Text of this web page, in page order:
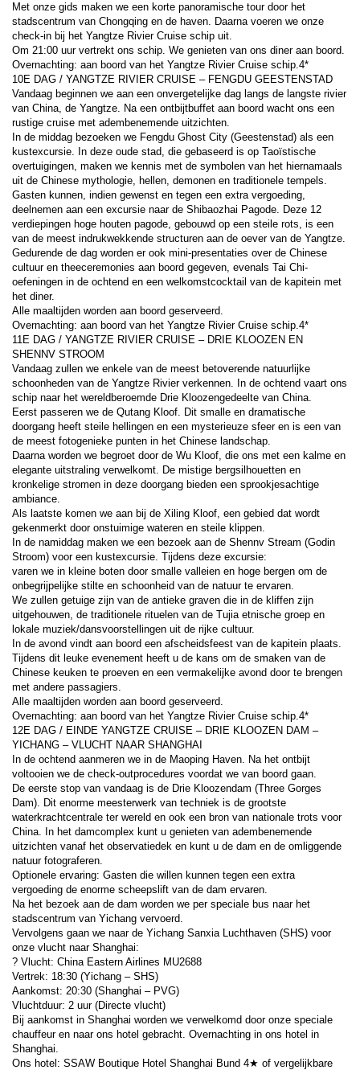
Met onze gids maken we een korte panoramische tour door het
stadscentrum van Chongqing en de haven. Daarna voeren we onze
check-in bij het Yangtze Rivier Cruise schip uit.
Om 21:00 uur vertrekt ons schip. We genieten van ons diner aan boord.
Overnachting: aan boord van het Yangtze Rivier Cruise schip.4*
10E DAG / YANGTZE RIVIER CRUISE – FENGDU GEESTENSTAD
Vandaag beginnen we aan een onvergetelijke dag langs de langste rivier
van China, de Yangtze. Na een ontbijtbuffet aan boord wacht ons een
rustige cruise met adembenemende uitzichten.
In de middag bezoeken we Fengdu Ghost City (Geestenstad) als een
kustexcursie. In deze oude stad, die gebaseerd is op Taoïstische
overtuigingen, maken we kennis met de symbolen van het hiernamaals
uit de Chinese mythologie, hellen, demonen en traditionele tempels.
Gasten kunnen, indien gewenst en tegen een extra vergoeding,
deelnemen aan een excursie naar de Shibaozhai Pagode. Deze 12
verdiepingen hoge houten pagode, gebouwd op een steile rots, is een
van de meest indrukwekkende structuren aan de oever van de Yangtze.
Gedurende de dag worden er ook mini-presentaties over de Chinese
cultuur en theeceremonies aan boord gegeven, evenals Tai Chi-
oefeningen in de ochtend en een welkomstcocktail van de kapitein met
het diner.
Alle maaltijden worden aan boord geserveerd.
Overnachting: aan boord van het Yangtze Rivier Cruise schip.4*
11E DAG / YANGTZE RIVIER CRUISE – DRIE KLOOZEN EN
SHENNV STROOM
Vandaag zullen we enkele van de meest betoverende natuurlijke
schoonheden van de Yangtze Rivier verkennen. In de ochtend vaart ons
schip naar het wereldberoemde Drie Kloozengedeelte van China.
Eerst passeren we de Qutang Kloof. Dit smalle en dramatische
doorgang heeft steile hellingen en een mysterieuze sfeer en is een van
de meest fotogenieke punten in het Chinese landschap.
Daarna worden we begroet door de Wu Kloof, die ons met een kalme en
elegante uitstraling verwelkomt. De mistige bergsilhouetten en
kronkelige stromen in deze doorgang bieden een sprookjesachtige
ambiance.
Als laatste komen we aan bij de Xiling Kloof, een gebied dat wordt
gekenmerkt door onstuimige wateren en steile klippen.
In de namiddag maken we een bezoek aan de Shennv Stream (Godin
Stroom) voor een kustexcursie. Tijdens deze excursie:
varen we in kleine boten door smalle valleien en hoge bergen om de
onbegrijpelijke stilte en schoonheid van de natuur te ervaren.
We zullen getuige zijn van de antieke graven die in de kliffen zijn
uitgehouwen, de traditionele rituelen van de Tujia etnische groep en
lokale muziek/dansvoorstellingen uit de rijke cultuur.
In de avond vindt aan boord een afscheidsfeest van de kapitein plaats.
Tijdens dit leuke evenement heeft u de kans om de smaken van de
Chinese keuken te proeven en een vermakelijke avond door te brengen
met andere passagiers.
Alle maaltijden worden aan boord geserveerd.
Overnachting: aan boord van het Yangtze Rivier Cruise schip.4*
12E DAG / EINDE YANGTZE CRUISE – DRIE KLOOZEN DAM –
YICHANG – VLUCHT NAAR SHANGHAI
In de ochtend aanmeren we in de Maoping Haven. Na het ontbijt
voltooien we de check-outprocedures voordat we van boord gaan.
De eerste stop van vandaag is de Drie Kloozendam (Three Gorges
Dam). Dit enorme meesterwerk van techniek is de grootste
waterkrachtcentrale ter wereld en ook een bron van nationale trots voor
China. In het damcomplex kunt u genieten van adembenemende
uitzichten vanaf het observatiedek en kunt u de dam en de omliggende
natuur fotograferen.
Optionele ervaring: Gasten die willen kunnen tegen een extra
vergoeding de enorme scheepslift van de dam ervaren.
Na het bezoek aan de dam worden we per speciale bus naar het
stadscentrum van Yichang vervoerd.
Vervolgens gaan we naar de Yichang Sanxia Luchthaven (SHS) voor
onze vlucht naar Shanghai:
? Vlucht: China Eastern Airlines MU2688
Vertrek: 18:30 (Yichang – SHS)
Aankomst: 20:30 (Shanghai – PVG)
Vluchtduur: 2 uur (Directe vlucht)
Bij aankomst in Shanghai worden we verwelkomd door onze speciale
chauffeur en naar ons hotel gebracht. Overnachting in ons hotel in
Shanghai.
Ons hotel: SSAW Boutique Hotel Shanghai Bund 4★ of vergelijkbare